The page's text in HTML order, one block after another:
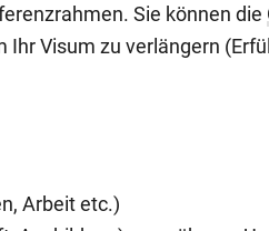
Sie können die
Visum zu verlängern
Arbeit etc.)